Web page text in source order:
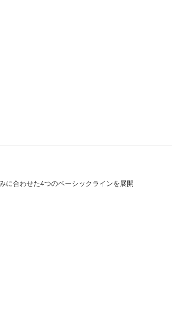
に合わせた4つのベーシックラインを展開